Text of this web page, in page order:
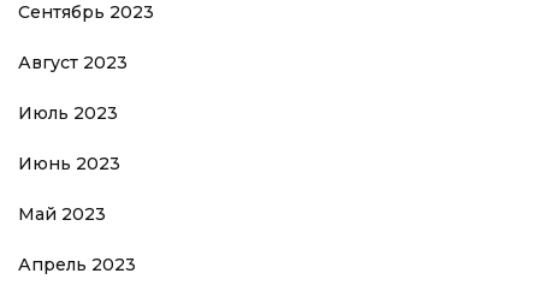
Сентябрь 2023
Август 2023
Июль 2023
Июнь 2023
Май 2023
Апрель 2023